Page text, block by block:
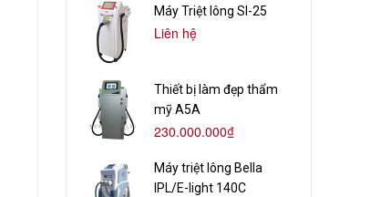
Máy Triệt lông Sl-25
Liên hệ
Thiết bị làm đẹp thẩm
mỹ A5A
230.000.000₫
Máy triệt lông Bella
IPL/E-light 140C